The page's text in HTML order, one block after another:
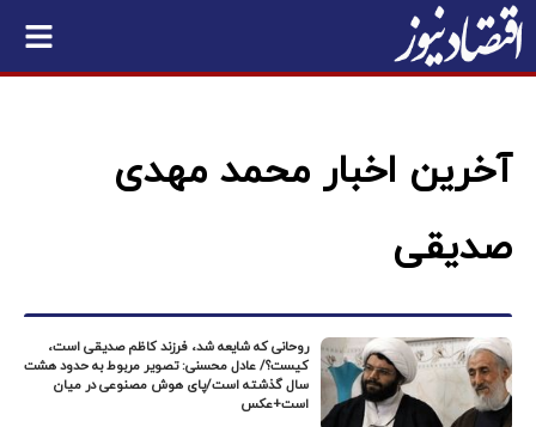
آخرین اخبار محمد مهدی
صدیقی
روحانی که شایعه شد، فرزند کاظم صدیقی است،
کیست؟/ عادل محسنی: تصویر مربوط به حدود هشت
سال گذشته است/پای هوش مصنوعی در میان
است+عکس